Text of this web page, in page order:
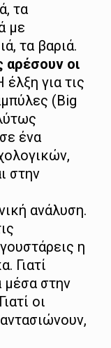
τα
με
τα βαριά.
αρέσουν οι
έλξη για τις
(Big
ένα
στην
ανάλυση.
η
Γιατί
μέσα στην
οι